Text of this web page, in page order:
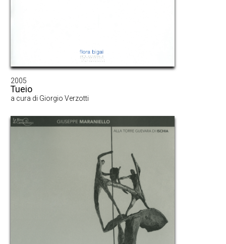
2005
Tueio
a cura di Giorgio Verzotti